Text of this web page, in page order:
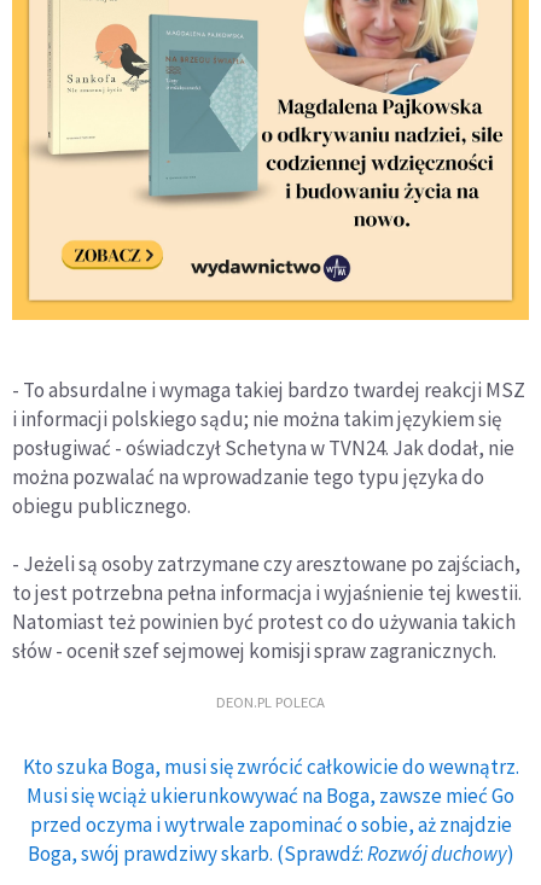
- To absurdalne i wymaga takiej bardzo twardej reakcji MSZ
i informacji polskiego sądu; nie można takim językiem się
posługiwać - oświadczył Schetyna w TVN24. Jak dodał, nie
można pozwalać na wprowadzanie tego typu języka do
obiegu publicznego.
- Jeżeli są osoby zatrzymane czy aresztowane po zajściach,
to jest potrzebna pełna informacja i wyjaśnienie tej kwestii.
Natomiast też powinien być protest co do używania takich
słów - ocenił szef sejmowej komisji spraw zagranicznych.
DEON.PL POLECA
Kto szuka Boga, musi się zwrócić całkowicie do wewnątrz.
Musi się wciąż ukierunkowywać na Boga, zawsze mieć Go
przed oczyma i wytrwale zapominać o sobie, aż znajdzie
Boga, swój prawdziwy skarb. (Sprawdź:Rozwój duchowy)